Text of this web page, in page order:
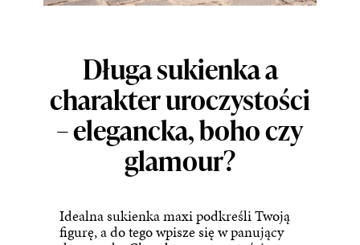
Długa sukienka a
charakter uroczystości
– elegancka, boho czy
glamour?
Idealnasukienkamaxi podkreśli Twoją
figurę, a do tego wpisze się w panujący